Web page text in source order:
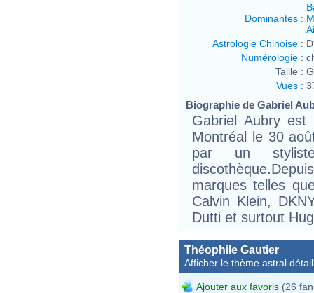
Dominantes :
Astrologie Chinoise :
Numérologie :
Taille :
Vues :
Biographie de Gabriel
Gabriel Aubry
Montréal le 30
par un
marques telles
Calvin Klein,
Dutti et surtout
Théophile Gautier
Afficher le thème astral
Ajouter aux favoris (26